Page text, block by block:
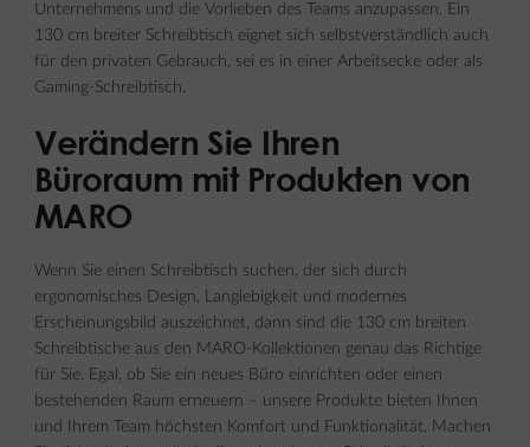
Unternehmens und die Vorlieben des Teams anzupassen. Ein
130 cm breiter Schreibtisch eignet sich selbstverständlich auch
für den privaten Gebrauch, sei es in einer Arbeitsecke oder als
Gaming-Schreibtisch.
Verändern Sie Ihren
Büroraum mit Produkten von
MARO
Wenn Sie einen Schreibtisch suchen, der sich durch
ergonomisches Design, Langlebigkeit und modernes
Erscheinungsbild auszeichnet, dann sind die 130 cm breiten
Schreibtische aus den MARO-Kollektionen genau das Richtige
für Sie. Egal, ob Sie ein neues Büro einrichten oder einen
bestehenden Raum erneuern – unsere Produkte bieten Ihnen
und Ihrem Team höchsten Komfort und Funktionalität. Machen